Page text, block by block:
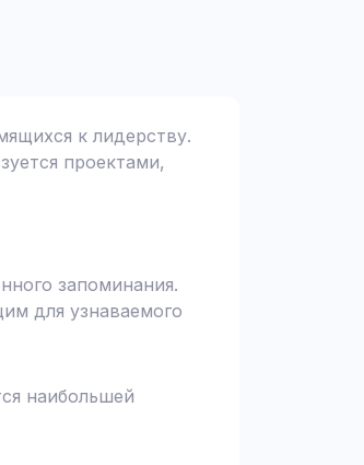
к лидерству.
проектами,
запоминания.
для узнаваемого
наибольшей